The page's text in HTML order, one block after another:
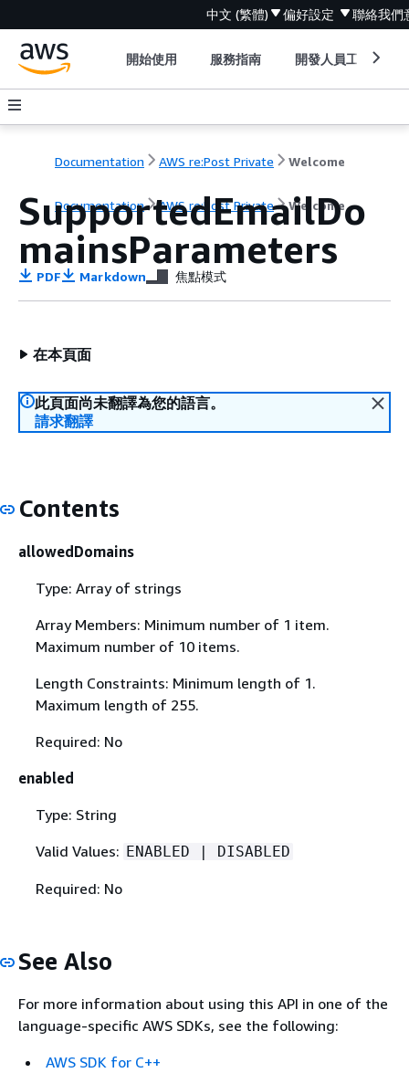
中文 (繁體) 偏好設定 聯絡我們
開始使用 服務指南 開發人員工具
Documentation AWS re:Post Private Welcome
Documentation AWS re:Post Private Welcome
SupportedEmailDo
mainsParameters
PDF Markdown 焦點模式
在本頁面
此頁面尚未翻譯為您的語言。
請求翻譯
Contents
allowedDomains
Type: Array of strings
Array Members: Minimum number of 1 item.
Maximum number of 10 items.
Length Constraints: Minimum length of 1.
Maximum length of 255.
Required: No
enabled
Type: String
Valid Values: ENABLED | DISABLED
Required: No
See Also
For more information about using this API in one of the
language-specific AWS SDKs, see the following:
AWS SDK for C++